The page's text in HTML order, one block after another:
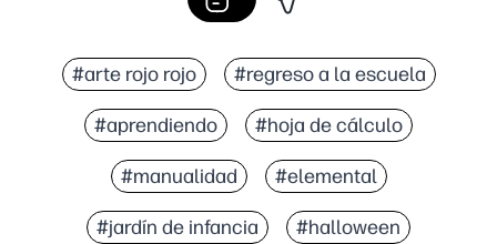
#arte rojo rojo #regreso a la escuela
#aprendiendo #hoja de cálculo
#manualidad #elemental
#jardín de infancia #halloween